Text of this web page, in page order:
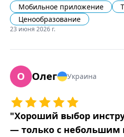
Мобильное приложение
Ценообразование
23 июня 2026 г.
О Олег Украина
"Хороший выбор инструментов, но акции
— только с небольшим